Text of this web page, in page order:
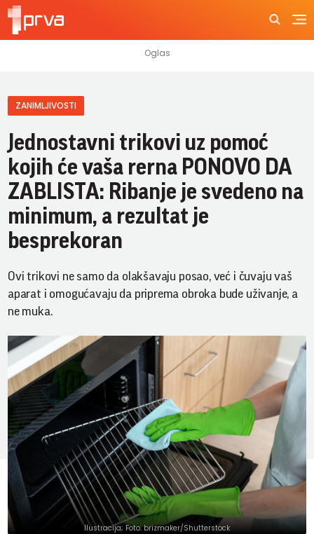
ZANIMLJIVOSTI
Jednostavni trikovi uz pomoć
kojih će vaša rerna PONOVO DA
ZABLISTA: Ribanje je svedeno na
minimum, a rezultat je
besprekoran
Ovi trikovi ne samo da olakšavaju posao, već i čuvaju vaš
aparat i omogućavaju da priprema obroka bude uživanje, a
ne muka.
Ilustracija; Foto: brizmaker/Shutterstock